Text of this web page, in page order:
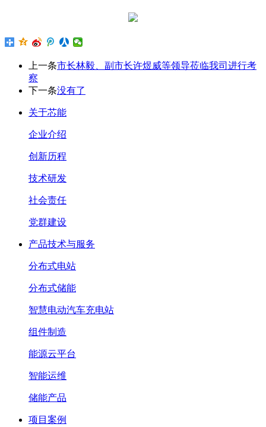
上一条市长林毅、副市长许煜威等领导莅临我司进行考
察
下一条没有了
关于芯能
企业介绍
创新历程
技术研发
社会责任
党群建设
产品技术与服务
分布式电站
分布式储能
智慧电动汽车充电站
组件制造
能源云平台
智能运维
储能产品
项目案例